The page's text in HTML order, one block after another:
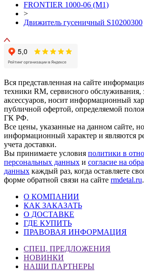
FRONTIER 1000-06 (М1)
>
Движитель гусеничный S10200300
Вся представленная на сайте
техники RM, сервисного обслуживания,
аксессуаров, носит информационный
публичной офертой, определяемой
ГК РФ.
Все цены, указанные на данном сайте,
информационный характер и являются
учета доставки.
Вы принимаете условия политики в
персональных данных и согласие на
данных каждый раз, когда оставляете
форме обратной связи на сайте rmdetal.ru.
О КОМПАНИИ
КАК ЗАКАЗАТЬ
О ДОСТАВКЕ
ГДЕ КУПИТЬ
ПРАВОВАЯ ИНФОРМАЦИЯ
СПЕЦ. ПРЕДЛОЖЕНИЯ
НОВИНКИ
НАШИ ПАРТНЕРЫ